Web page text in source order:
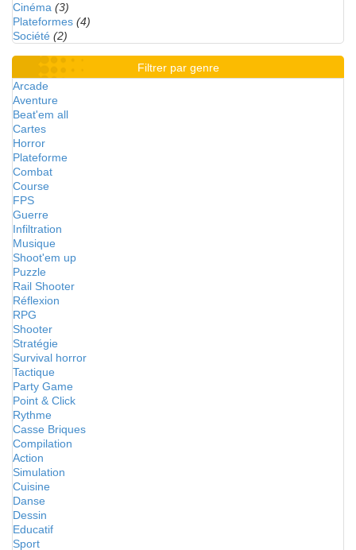
Cinéma (3)
Plateformes (4)
Société (2)
Filtrer par genre
Arcade
Aventure
Beat'em all
Cartes
Horror
Plateforme
Combat
Course
FPS
Guerre
Infiltration
Musique
Shoot'em up
Puzzle
Rail Shooter
Réflexion
RPG
Shooter
Stratégie
Survival horror
Tactique
Party Game
Point & Click
Rythme
Casse Briques
Compilation
Action
Simulation
Cuisine
Danse
Dessin
Educatif
Sport